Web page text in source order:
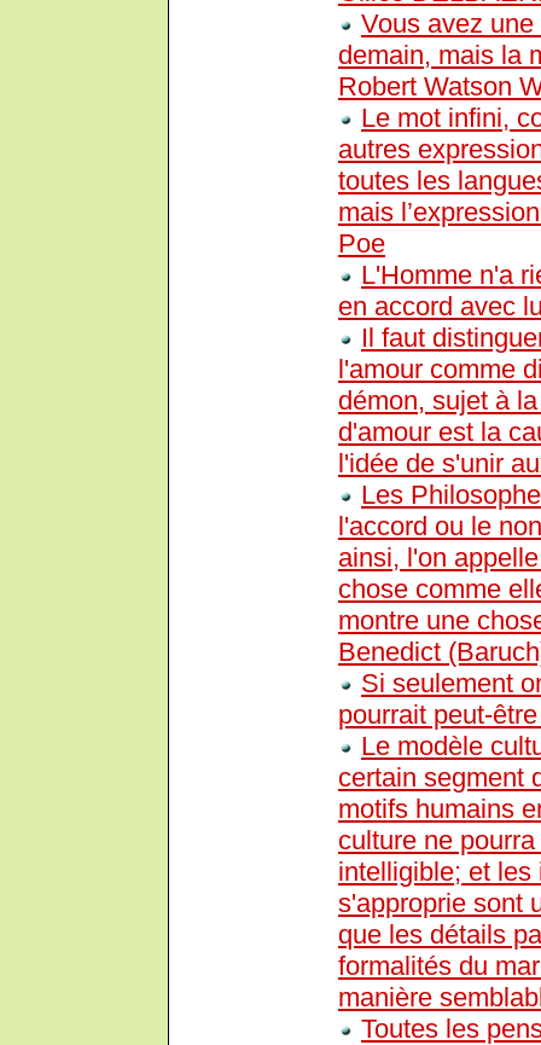
Vous avez
demain, mais la
Robert Watson
Le mot infini,
autres
toutes les
mais
Poe
L'Homme n'a
en accord avec
Il faut
l'amour comme
démon, sujet à
d'amour est la
l'idée de s'unir
Les
l'accord ou le
ainsi, l'on
chose comme
montre une
Benedict
Si seulement
pourrait peut-
Le modèle
certain segment
motifs humains
culture ne
intelligible; et
s'approprie sont
que les détails
formalités du
manière
Toutes les